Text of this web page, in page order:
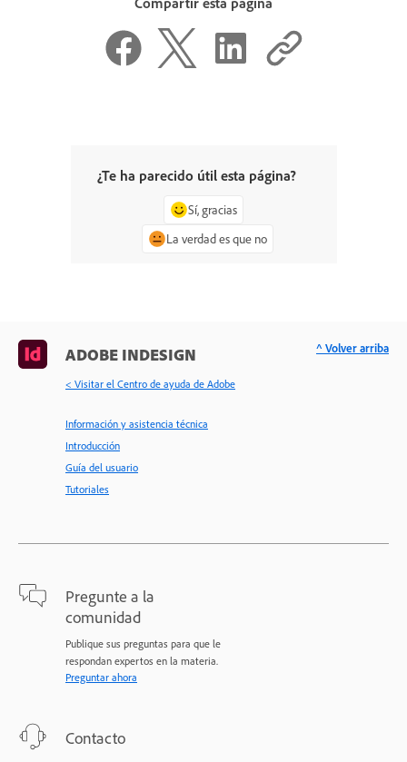
¿Te ha parecido útil esta página?
Sí, gracias
La verdad es que no
ADOBE INDESIGN
< Visitar el Centro de ayuda de Adobe
Información y asistencia técnica
Introducción
Guía del usuario
Tutoriales
Pregunte a la
comunidad
Publique sus preguntas para que le
respondan expertos en la materia.
Preguntar ahora
Contacto
^ Volver arriba